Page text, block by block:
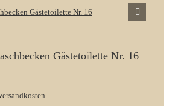
Gästetoilette Nr. 16